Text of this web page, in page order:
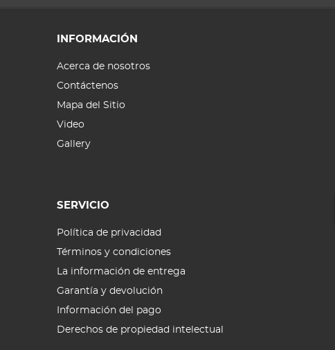
INFORMACIÓN
Acerca de nosotros
Contáctenos
Mapa del Sitio
Video
Gallery
SERVICIO
Política de privacidad
Términos y condiciones
La información de entrega
Garantía y devolución
Información del pago
Derechos de propiedad intelectual